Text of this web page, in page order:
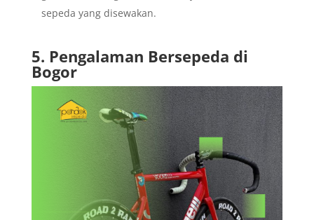
sepeda yang disewakan.
5. Pengalaman Bersepeda di
Bogor